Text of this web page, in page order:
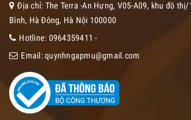
Địa chỉ: The Terra -An Hưng, V05-A09, khu đô thị/
Bình, Hà Đông, Hà Nội 100000
Hotline: 0964359411 -
Email:quynhngapmu@gmail.com